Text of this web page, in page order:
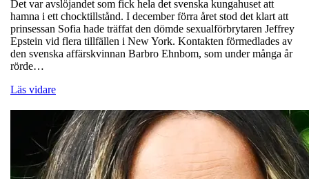
Det var avslöjandet som fick hela det svenska kungahuset att
hamna i ett chocktillstånd. I december förra året stod det klart att
prinsessan Sofia hade träffat den dömde sexualförbrytaren Jeffrey
Epstein vid flera tillfällen i New York. Kontakten förmedlades av
den svenska affärskvinnan Barbro Ehnbom, som under många år
rörde…
Läs vidare